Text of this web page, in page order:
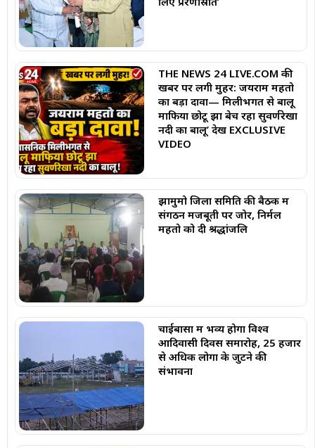
THE NEWS 24 LIVE.COM की
खबर पर लगी मुहर: जयराम महतो
का बड़ा दावा— मिलीभगत से बालू
माफिया छोटू झा बेच रहा सुवर्णरेखा
नदी का बालू’ देखें EXCLUSIVE
VIDEO
झामुमो जिला समिति की बैठक में
संगठन मजबूती पर जोर, निर्मल
महतो को दी श्रद्धांजलि
चाईबासा में भव्य होगा विश्व
आदिवासी दिवस समारोह, 25 हजार
से अधिक लोगों के जुटने की
संभावना